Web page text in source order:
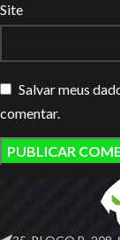
Site
Salvar meus
comentar.